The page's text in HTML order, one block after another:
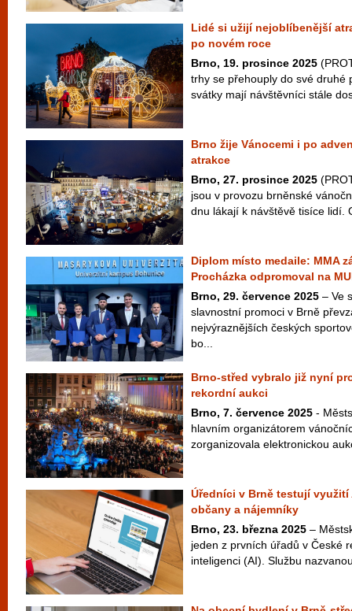
Lidé si užijí nejoblíbenější
po novém roce
Brno, 19. prosince 2025
trhy se přehouply do své druhé
svátky mají návštěvníci stále
Brno žije Vánocemi i po
atrakce
Brno, 27. prosince 2025
jsou v provozu brněnské
dnu lákají k návštěvě tisíce lidí.
Diplom místo medaile: MMA
Procházka odpromoval na
Brno, 29. července 2025 – Ve
slavnostní promoci v Brně
nejvýraznějších českých
bo...
Brno-střed vybralo již nyní
rekordní aukci
Brno, 7. července 2025 -
hlavním organizátorem
zorganizovala elektronickou
Úředníci v Brně testují
občany a nájemníky
Brno, 23. března 2025 –
jeden z prvních úřadů v České
inteligenci (AI). Službu